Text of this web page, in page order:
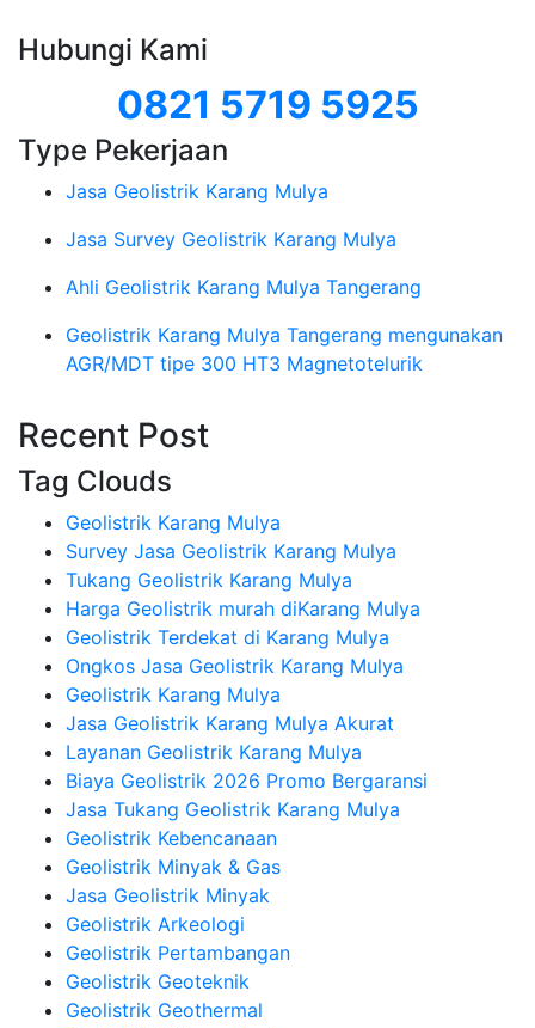
Hubungi Kami
0821 5719 5925
Type Pekerjaan
Jasa Geolistrik Karang Mulya
Jasa Survey Geolistrik Karang Mulya
Ahli Geolistrik Karang Mulya Tangerang
Geolistrik Karang Mulya Tangerang mengunakan
AGR/MDT tipe 300 HT3 Magnetotelurik
Recent Post
Tag Clouds
Geolistrik Karang Mulya
Survey Jasa Geolistrik Karang Mulya
Tukang Geolistrik Karang Mulya
Harga Geolistrik murah diKarang Mulya
Geolistrik Terdekat di Karang Mulya
Ongkos Jasa Geolistrik Karang Mulya
Geolistrik Karang Mulya
Jasa Geolistrik Karang Mulya Akurat
Layanan Geolistrik Karang Mulya
Biaya Geolistrik 2026 Promo Bergaransi
Jasa Tukang Geolistrik Karang Mulya
Geolistrik Kebencanaan
Geolistrik Minyak & Gas
Jasa Geolistrik Minyak
Geolistrik Arkeologi
Geolistrik Pertambangan
Geolistrik Geoteknik
Geolistrik Geothermal